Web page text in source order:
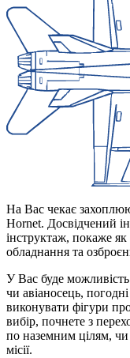
На Вас чекає
Hornet. Досвідчений
інструктаж, покаже
обладнання та
У Вас буде
чи авіаносець,
виконувати фігури
вибір, почнете з
по наземним цілям, чи
місії.